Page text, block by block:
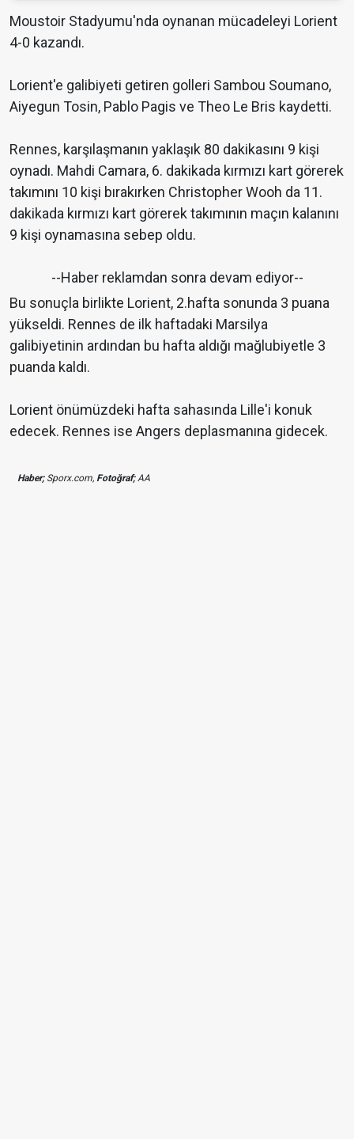
Moustoir Stadyumu'nda oynanan mücadeleyi Lorient
4-0 kazandı.
Lorient'e galibiyeti getiren golleri Sambou Soumano,
Aiyegun Tosin, Pablo Pagis ve Theo Le Bris kaydetti.
Rennes, karşılaşmanın yaklaşık 80 dakikasını 9 kişi
oynadı. Mahdi Camara, 6. dakikada kırmızı kart görerek
takımını 10 kişi bırakırken Christopher Wooh da 11.
dakikada kırmızı kart görerek takımının maçın kalanını
9 kişi oynamasına sebep oldu.
--Haber reklamdan sonra devam ediyor--
Bu sonuçla birlikte Lorient, 2.hafta sonunda 3 puana
yükseldi. Rennes de ilk haftadaki Marsilya
galibiyetinin ardından bu hafta aldığı mağlubiyetle 3
puanda kaldı.
Lorient önümüzdeki hafta sahasında Lille'i konuk
edecek. Rennes ise Angers deplasmanına gidecek.
Haber;Sporx.com, Fotoğraf;AA